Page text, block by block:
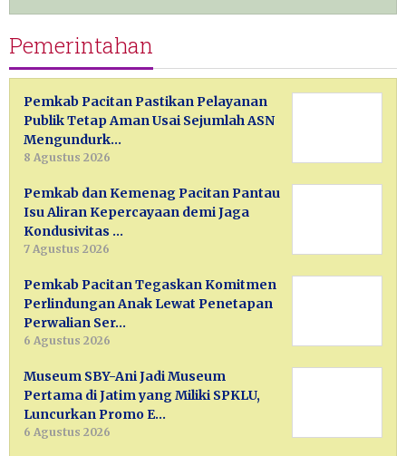
Pemerintahan
Pemkab Pacitan Pastikan Pelayanan
Publik Tetap Aman Usai Sejumlah ASN
Mengundurk…
8 Agustus 2026
Pemkab dan Kemenag Pacitan Pantau
Isu Aliran Kepercayaan demi Jaga
Kondusivitas …
7 Agustus 2026
Pemkab Pacitan Tegaskan Komitmen
Perlindungan Anak Lewat Penetapan
Perwalian Ser…
6 Agustus 2026
Museum SBY-Ani Jadi Museum
Pertama di Jatim yang Miliki SPKLU,
Luncurkan Promo E…
6 Agustus 2026